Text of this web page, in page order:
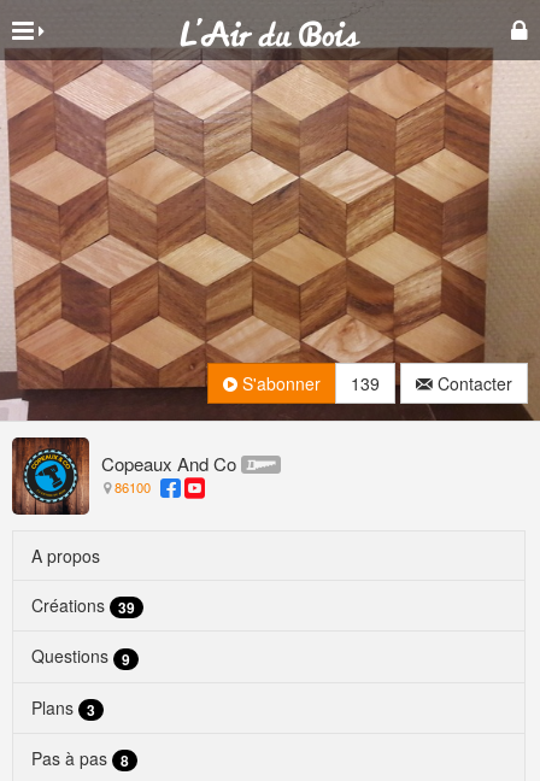
Copeaux And Co
86100
S'abonner 139 Contacter
A propos
Créations 39
Questions 9
Plans 3
Pas à pas 8